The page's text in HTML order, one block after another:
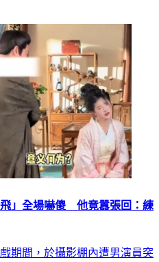
」全場嚇傻 他竟囂張回：練
期間，於攝影棚內遭男演員突